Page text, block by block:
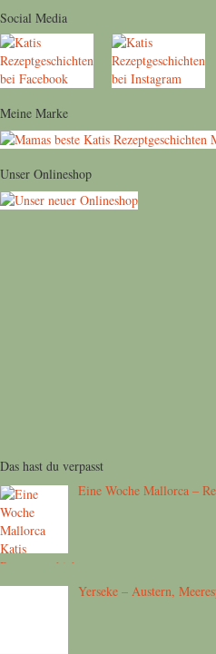
Social Media
Meine Marke
Unser Onlineshop
Das hast du verpasst
Eine Woche Mallorca –
Yerseke – Austern,